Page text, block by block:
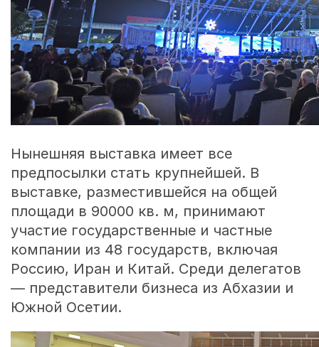
Нынешняя выставка имеет все
предпосылки стать крупнейшей. В
выставке, разместившейся на общей
площади в 90000 кв. м, принимают
участие государственные и частные
компании из 48 государств, включая
Россию, Иран и Китай. Среди делегатов
— представители бизнеса из Абхазии и
Южной Осетии.